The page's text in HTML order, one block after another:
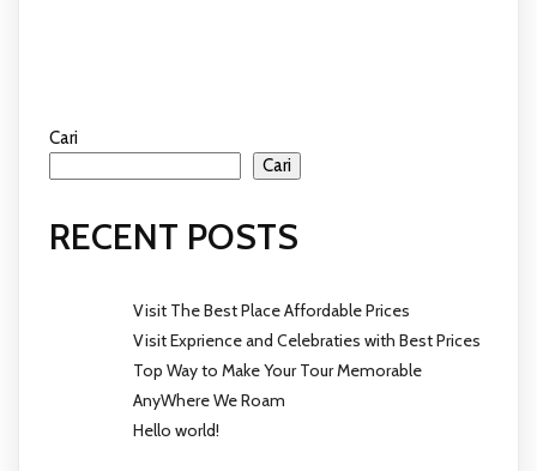
Cari
Cari
RECENT POSTS
Visit The Best Place Affordable Prices
Visit Exprience and Celebraties with Best Prices
Top Way to Make Your Tour Memorable
AnyWhere We Roam
Hello world!